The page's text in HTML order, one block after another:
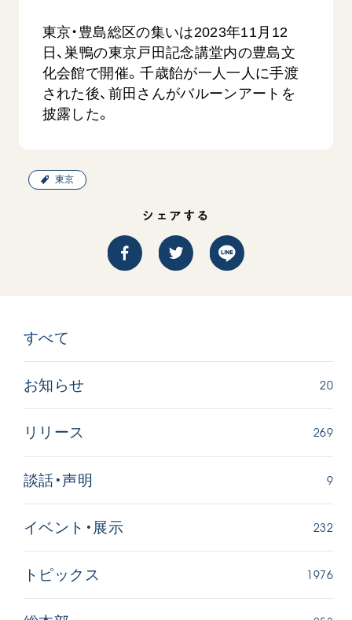
入会について
関連団体
道府県中心会館
soka youth media
Soka Gakkai グローバルサイト
SGIピースサイト
広島県 早志百…
東京・豊島総区の集いは2023年11月12
日、巣鴨の東京戸田記念講堂内の豊島文
化会館で開催。千歳飴が一人一人に手渡
された後、前田さんがバルーンアートを
披露した。
東京
シェアする
すべて
お知らせ 20
リリース 269
談話・声明 9
イベント・展示 232
トピックス 1976